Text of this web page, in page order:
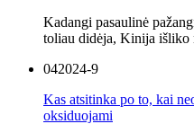
Kadangi pasaulinė
toliau didėja, Kinija išliko
042024-9
Kas atsitinka po to, kai
oksiduojami